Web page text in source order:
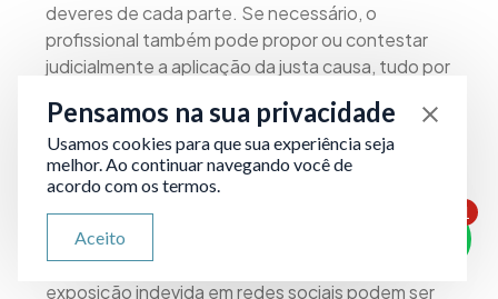
deveres de cada parte. Se necessário, o
profissional também pode propor ou contestar
judicialmente a aplicação da justa causa, tudo por
7. Um advogado online pode me
ajudar se eu fui ofendido nas
redes sociais?
Sim. Casos de ofensas, ataques à honra ou
exposição indevida em redes sociais podem ser
1
Pensamos na sua privacidade
Usamos cookies para que sua experiência seja
melhor. Ao continuar navegando você de
acordo com os termos.
Aceito